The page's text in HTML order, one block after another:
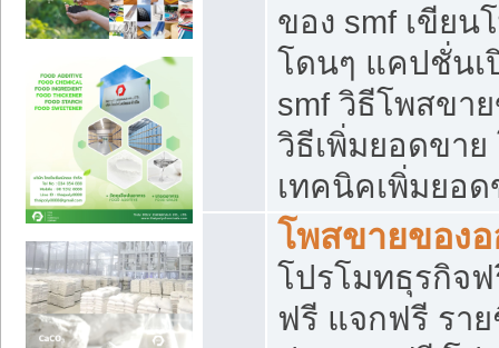
ของ smf เขียน
โดนๆ แคปชั่นเ
smf วิธีโพสขา
วิธีเพิ่มยอดขาย
เทคนิคเพิ่มยอด
โพสขายของ
โปรโมทธุรกิจ
ฟรี แจกฟรี ราย